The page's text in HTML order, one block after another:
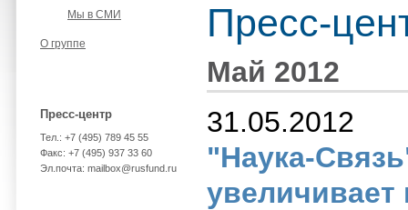
Мы в СМИ
О группе
Пресс-центр
Тел.: +7 (495) 789 45 55
Факс: +7 (495) 937 33 60
Эл.почта: mailbox@rusfund.ru
Пресс-
Май 2012
31.05.2012
"Наука-
увеличивает